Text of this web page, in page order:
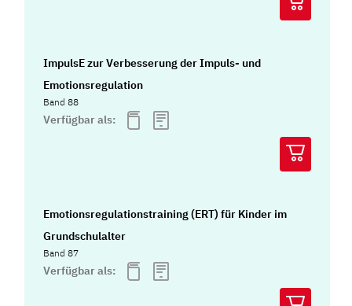
ImpulsE zur Verbesserung der Impuls- und
Emotionsregulation
Band 88
Verfügbar als:
Emotionsregulationstraining (ERT) für Kinder im
Grundschulalter
Band 87
Verfügbar als: